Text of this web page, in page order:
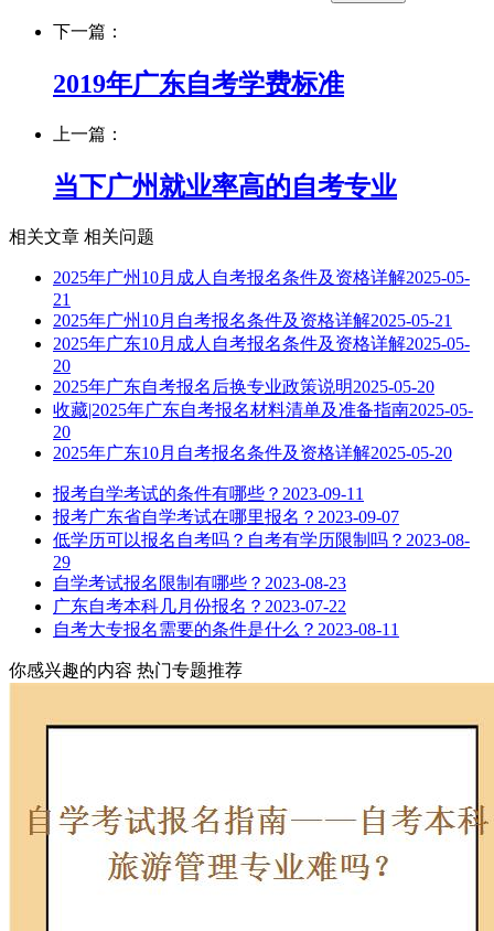
下一篇：
2019年广东自考学费标准
上一篇：
当下广州就业率高的自考专业
相关文章 相关问题
2025年广州10月成人自考报名条件及资格详解2025-05-
21
2025年广州10月自考报名条件及资格详解2025-05-21
2025年广东10月成人自考报名条件及资格详解2025-05-
20
2025年广东自考报名后换专业政策说明2025-05-20
收藏|2025年广东自考报名材料清单及准备指南2025-05-
20
2025年广东10月自考报名条件及资格详解2025-05-20
报考自学考试的条件有哪些？ 2023-09-11
报考广东省自学考试在哪里报名？ 2023-09-07
低学历可以报名自考吗？自考有学历限制吗？ 2023-08-
29
自学考试报名限制有哪些？ 2023-08-23
广东自考本科几月份报名？ 2023-07-22
自考大专报名需要的条件是什么？ 2023-08-11
你感兴趣的内容 热门专题推荐